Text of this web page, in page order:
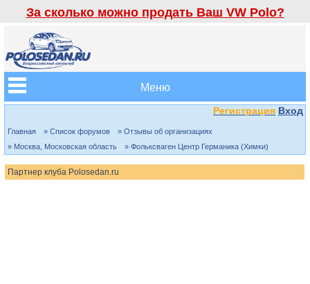
За сколько можно продать Ваш VW Polo?
Меню
Регистрация Вход
Главная » Список форумов
» Отзывы об организациях
» Москва, Московская область
» Фольксваген Центр Германика (Химки)
Партнер клуба Polosedan.ru